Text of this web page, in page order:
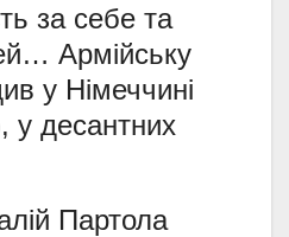
за себе та
Армійську
у Німеччині
у десантних
Партола